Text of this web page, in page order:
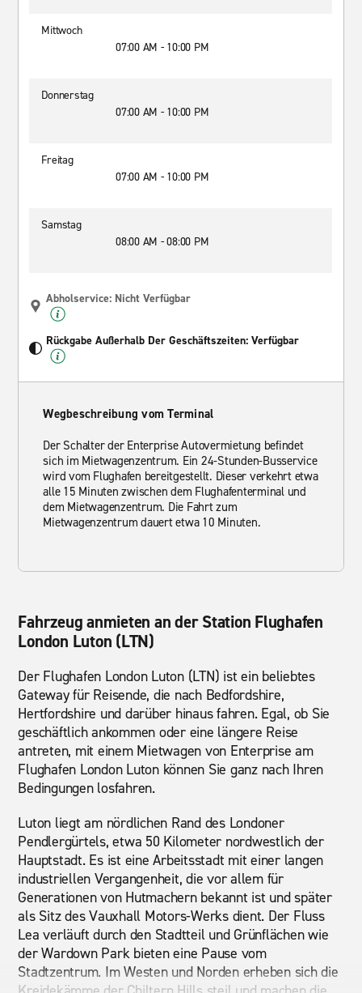
Mittwoch
07:00 AM - 10:00 PM
Donnerstag
07:00 AM - 10:00 PM
Freitag
07:00 AM - 10:00 PM
Samstag
08:00 AM - 08:00 PM
Abholservice: Nicht Verfügbar
Rückgabe Außerhalb Der Geschäftszeiten: Verfügbar
Wegbeschreibung vom Terminal
Der Schalter der Enterprise Autovermietung befindet
sich im Mietwagenzentrum. Ein 24-Stunden-Busservice
wird vom Flughafen bereitgestellt. Dieser verkehrt etwa
alle 15 Minuten zwischen dem Flughafenterminal und
dem Mietwagenzentrum. Die Fahrt zum
Mietwagenzentrum dauert etwa 10 Minuten.
Fahrzeug anmieten an der Station Flughafen
London Luton (LTN)
Der Flughafen London Luton (LTN) ist ein beliebtes
Gateway für Reisende, die nach Bedfordshire,
Hertfordshire und darüber hinaus fahren. Egal, ob Sie
geschäftlich ankommen oder eine längere Reise
antreten, mit einem Mietwagen von Enterprise am
Flughafen London Luton können Sie ganz nach Ihren
Bedingungen losfahren.
Luton liegt am nördlichen Rand des Londoner
Pendlergürtels, etwa 50 Kilometer nordwestlich der
Hauptstadt. Es ist eine Arbeitsstadt mit einer langen
industriellen Vergangenheit, die vor allem für
Generationen von Hutmachern bekannt ist und später
als Sitz des Vauxhall Motors-Werks dient. Der Fluss
Lea verläuft durch den Stadtteil und Grünflächen wie
der Wardown Park bieten eine Pause vom
Stadtzentrum. Im Westen und Norden erheben sich die